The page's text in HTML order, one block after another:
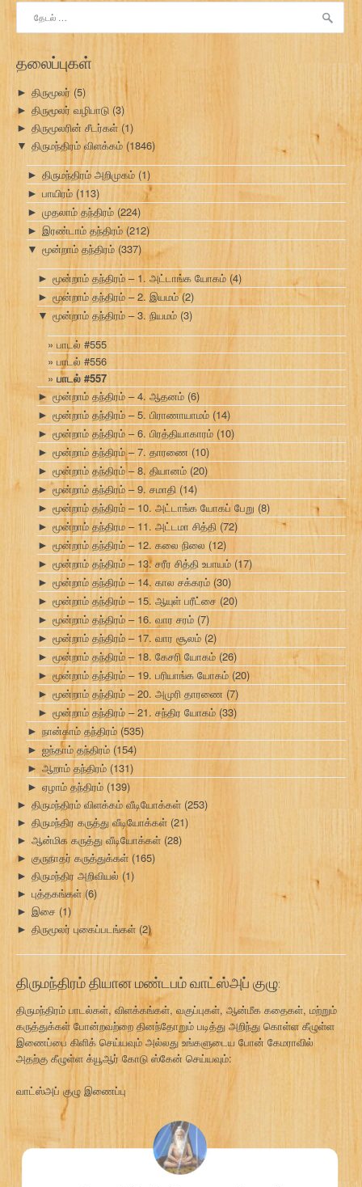
தேடு:
தலைப்புகள்
► திருமூலர் (5)
► திருமூலர் வழிபாடு (3)
► திருமூலரின் சீடர்கள் (1)
▼ திருமந்திரம் விளக்கம் (1846)
► திருமந்திரம் அறிமுகம் (1)
► பாயிரம் (113)
► முதலாம் தந்திரம் (224)
► இரண்டாம் தந்திரம் (212)
▼ மூன்றாம் தந்திரம் (337)
► மூன்றாம் தந்திரம் – 1. அட்டாங்க யோகம் (4)
► மூன்றாம் தந்திரம் – 2. இயமம்(2)
▼ மூன்றாம் தந்திரம் – 3. நியமம் (3)
பாடல் #555
பாடல் #556
பாடல் #557
► மூன்றாம் தந்திரம் – 4. ஆதனம் (6)
► மூன்றாம் தந்திரம் – 5. பிராணாயாமம் (14)
► மூன்றாம் தந்திரம் – 6. பிரத்தியாகாரம் (10)
► மூன்றாம் தந்திரம் – 7. தாரணை (10)
► மூன்றாம் தந்திரம் – 8. தியானம் (20)
► மூன்றாம் தந்திரம் – 9. சமாதி (14)
► மூன்றாம் தந்திரம் – 10. அட்டாங்க யோகப் பேறு (8)
► மூன்றாம் தந்திரம – 11. அட்டமா சித்தி (72)
► மூன்றாம் தந்திரம் – 12. கலை நிலை (12)
► மூன்றாம் தந்திரம் – 13. சரீர சித்தி உபாயம் (17)
► மூன்றாம் தந்திரம் – 14. கால சக்கரம் (30)
► மூன்றாம் தந்திரம் – 15. ஆயுள் பரீட்சை (20)
► மூன்றாம் தந்திரம் – 16. வார சரம் (7)
► மூன்றாம் தந்திரம் – 17. வார சூலம் (2)
► மூன்றாம் தந்திரம் – 18. கேசரி யோகம் (26)
► மூன்றாம் தந்திரம் – 19. பரியாங்க யோகம் (20)
► மூன்றாம் தந்திரம் – 20. அமுரி தாரணை (7)
► மூன்றாம் தந்திரம் – 21. சந்திர யோகம் (33)
► நான்காம் தந்திரம் (535)
► ஐந்தாம் தந்திரம் (154)
► ஆறாம் தந்திரம் (131)
► ஏழாம் தந்திரம் (139)
► திருமந்திரம் விளக்கம் வீடியோக்கள் (253)
► திருமந்திர கருத்து வீடியோக்கள் (21)
► ஆன்மிக கருத்து வீடியோக்கள் (28)
► குருநாதர் கருத்துக்கள் (165)
► திருமந்திர அறிவியல் (1)
► புத்தகங்கள்(6)
► இசை (1)
► திருமூலர் புகைப்படங்கள் (2)
திருமந்திரம் தியான மண்டபம் வாட்ஸ்அப் குழு:
திருமந்திரம் பாடல்கள், விளக்கங்கள், வகுப்புகள், ஆன்மீக கதைகள், மற்றும்
கருத்துக்கள் போன்றவற்றை தினந்தோறும் படித்து அறிந்து கொள்ள கீழுள்ள
இணைப்பை கிளிக் செய்யவும் அல்லது உங்களுடைய போன் கேமராவில்
அதற்கு கீழுள்ள க்யூஆர் கோடு ஸ்கேன் செய்யவும்:
வாட்ஸ்அப் குழு இணைப்பு